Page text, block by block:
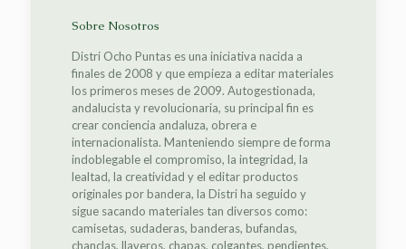
Sobre Nosotros
Distri Ocho Puntas es una iniciativa nacida a
finales de 2008 y que empieza a editar materiales
los primeros meses de 2009. Autogestionada,
andalucista y revolucionaria, su principal fin es
crear conciencia andaluza, obrera e
internacionalista. Manteniendo siempre de forma
indoblegable el compromiso, la integridad, la
lealtad, la creatividad y el editar productos
originales por bandera, la Distri ha seguido y
sigue sacando materiales tan diversos como:
camisetas, sudaderas, banderas, bufandas,
chanclas, llaveros, chapas, colgantes, pendientes,